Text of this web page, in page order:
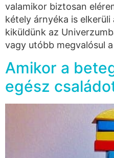
valamikor biztosan
kétely árnyéka is
kiküldünk az
vagy utóbb megvalósul
Amikor a
egész